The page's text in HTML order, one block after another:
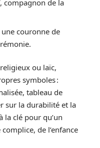
compagnon de la
couronne de
ou laïc,
symboles :
tableau de
sur la durabilité et la
la clé pour qu’un
de l’enfance